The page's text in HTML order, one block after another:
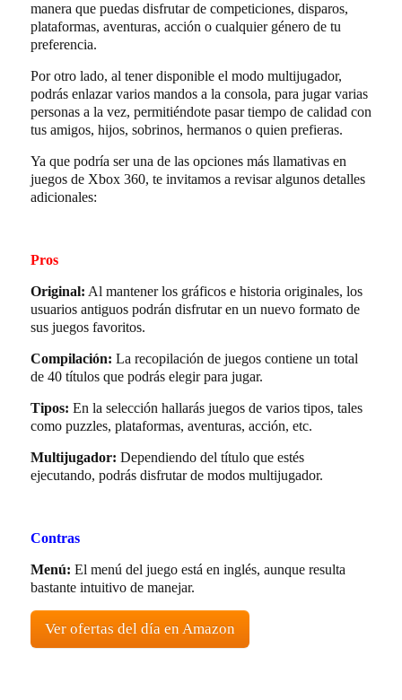
manera que puedas disfrutar de competiciones, disparos,
plataformas, aventuras, acción o cualquier género de tu
preferencia.
Por otro lado, al tener disponible el modo multijugador,
podrás enlazar varios mandos a la consola, para jugar varias
personas a la vez, permitiéndote pasar tiempo de calidad con
tus amigos, hijos, sobrinos, hermanos o quien prefieras.
Ya que podría ser una de las opciones más llamativas en
juegos de Xbox 360, te invitamos a revisar algunos detalles
adicionales:
Pros
Original: Al mantener los gráficos e historia originales, los
usuarios antiguos podrán disfrutar en un nuevo formato de
sus juegos favoritos.
Compilación: La recopilación de juegos contiene un total
de 40 títulos que podrás elegir para jugar.
Tipos: En la selección hallarás juegos de varios tipos, tales
como puzzles, plataformas, aventuras, acción, etc.
Multijugador: Dependiendo del título que estés
ejecutando, podrás disfrutar de modos multijugador.
Contras
Menú: El menú del juego está en inglés, aunque resulta
bastante intuitivo de manejar.
Ver ofertas del día en Amazon